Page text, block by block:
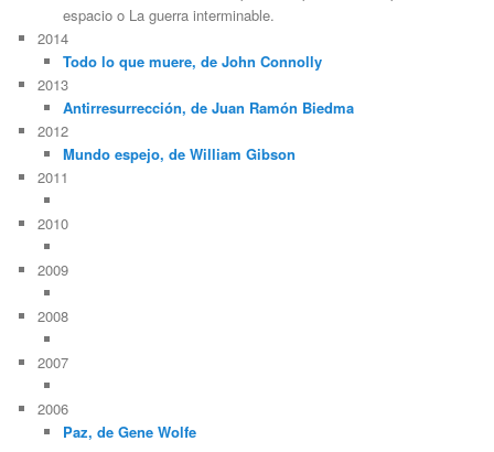
espacio o La guerra interminable.
2014
Todo lo que muere, de John Connolly
2013
Antirresurrección, de Juan Ramón Biedma
2012
Mundo espejo, de William Gibson
2011
2010
2009
2008
2007
2006
Paz, de Gene Wolfe